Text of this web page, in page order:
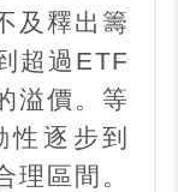
及釋出籌
超過 ETF
溢價。等
逐步到
理區間。